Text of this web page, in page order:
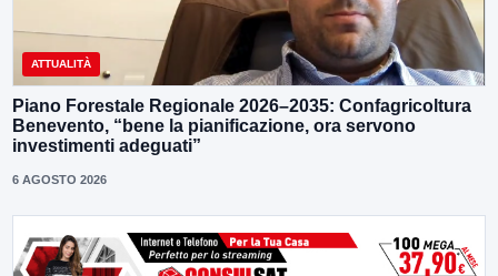
ATTUALITÀ
Piano Forestale Regionale 2026–2035: Confagricoltura
Benevento, “bene la pianificazione, ora servono
investimenti adeguati”
6 AGOSTO 2026